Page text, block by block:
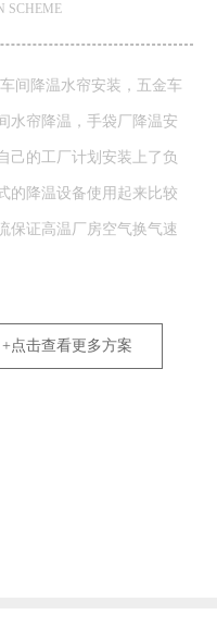
SCHEME
间降温水帘安装，五金车
水帘降温，手袋厂降温安
己的工厂计划安装上了负
的降温设备使用起来比较
保证高温厂房空气换气速
+点击查看更多方案